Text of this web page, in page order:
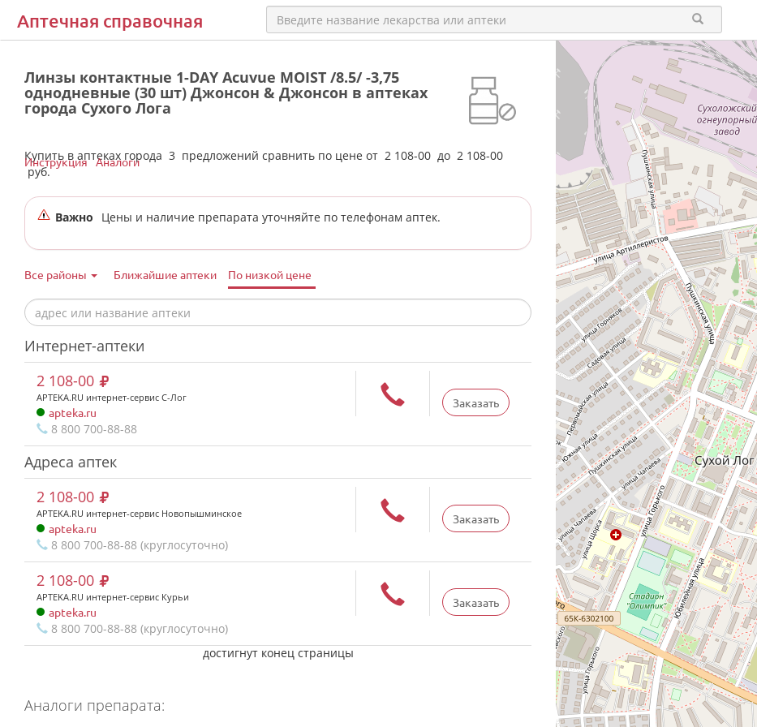
Аптечная справочная
Линзы контактные 1-DAY Acuvue MOIST /8.5/ -3,75
однодневные (30 шт) Джонсон & Джонсон в аптеках
города Сухого Лога
Купить в аптеках города 3 предложений сравнить по цене от 2 108-00 до 2 108-00
руб.
Инструкция Аналоги
Важно Цены и наличие препарата уточняйте по телефонам аптек.
Все районы Ближайшие аптеки По низкой цене
Интернет-аптеки
Заказать
2 108-00
APTEKA.RU интернет-сервис С-Лог
apteka.ru
8 800 700-88-88
Адреса аптек
Заказать
2 108-00
APTEKA.RU интернет-сервис Новопышминское
apteka.ru
8 800 700-88-88 (круглосуточно)
Заказать
2 108-00
APTEKA.RU интернет-сервис Курьи
apteka.ru
8 800 700-88-88 (круглосуточно)
достигнут конец страницы
Аналоги препарата: